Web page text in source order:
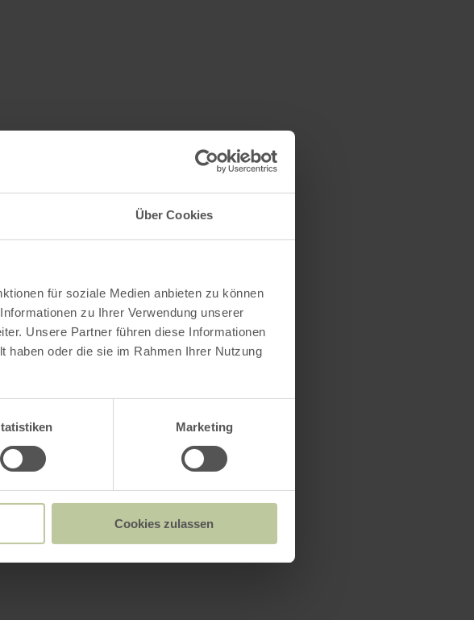
Über Cookies
für soziale Medien anbieten zu können
zu Ihrer Verwendung unserer
Unsere Partner führen diese Informationen
haben oder die sie im Rahmen Ihrer Nutzung
Marketing
Cookies zulassen